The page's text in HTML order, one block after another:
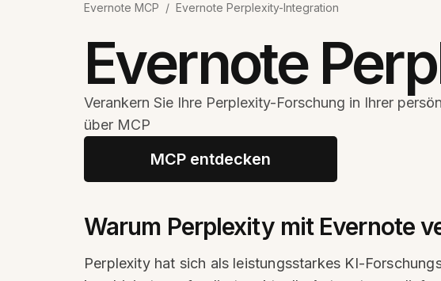
Evernote MCP / Evernote Perplexity-Integration
Evernote
Verankern Sie Ihre Perplexity-Forschung in Ihrer
über MCP
MCP entdecken
Warum Perplexity mit Evernote
Perplexity hat sich als leistungsstarkes KI-